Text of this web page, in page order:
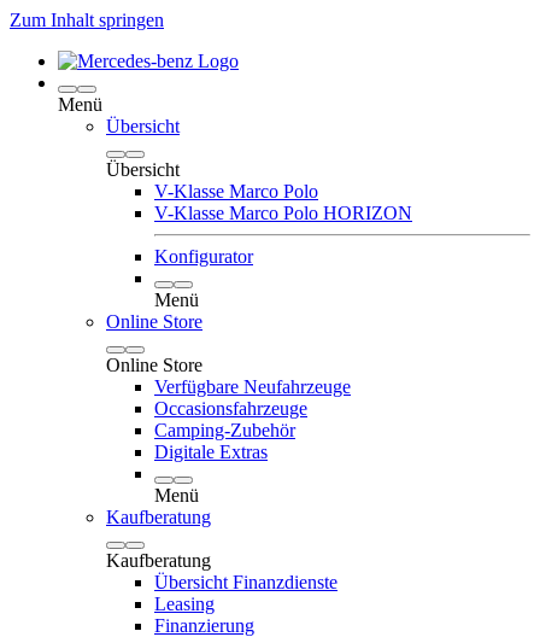
Zum Inhalt springen
Menü
Übersicht
Übersicht
V-Klasse Marco Polo
V-Klasse Marco Polo HORIZON
Konfigurator
Menü
Online Store
Online Store
Verfügbare Neufahrzeuge
Occasionsfahrzeuge
Camping-Zubehör
Digitale Extras
Menü
Kaufberatung
Kaufberatung
Übersicht Finanzdienste
Leasing
Finanzierung